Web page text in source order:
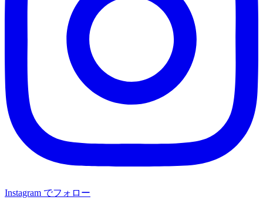
Instagram でフォロー